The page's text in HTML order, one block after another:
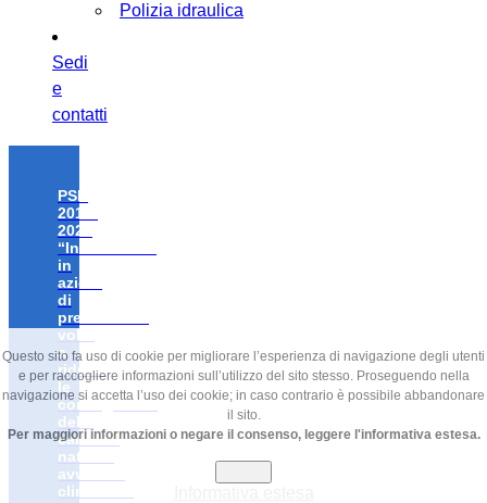
Polizia idraulica
Sedi
e
contatti
PSR
2014-
2020
“Investimenti
in
azioni
di
prevenzione
volte
a
ridurre
le
conseguenze
delle
calamità
naturali,
avversità
climatiche
Questo sito fa uso di cookie per migliorare l’esperienza di navigazione degli utenti
e per raccogliere informazioni sull’utilizzo del sito stesso. Proseguendo nella
navigazione si accetta l’uso dei cookie; in caso contrario è possibile abbandonare
il sito.
Per maggiori informazioni o negare il consenso, leggere l'informativa estesa.